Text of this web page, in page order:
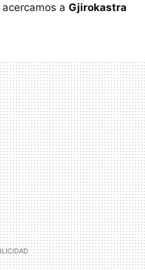
a Gjirokastra